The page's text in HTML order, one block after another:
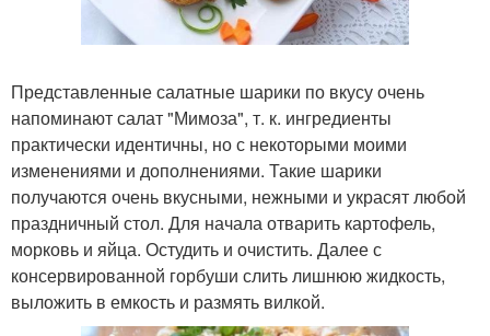
Представленные салатные шарики по вкусу очень
напоминают салат "Мимоза", т. к. ингредиенты
практически идентичны, но с некоторыми моими
изменениями и дополнениями. Такие шарики
получаются очень вкусными, нежными и украсят любой
праздничный стол. Для начала отварить картофель,
морковь и яйца. Остудить и очистить. Далее с
консервированной горбуши слить лишнюю жидкость,
выложить в емкость и размять вилкой.